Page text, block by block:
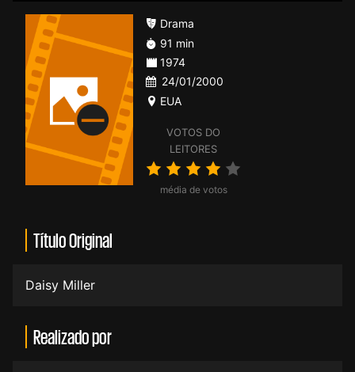
VOTOS DO
LEITORES
média de votos
Drama
91 min
1974
24/01/2000
EUA
Título Original
Daisy Miller
Realizado por